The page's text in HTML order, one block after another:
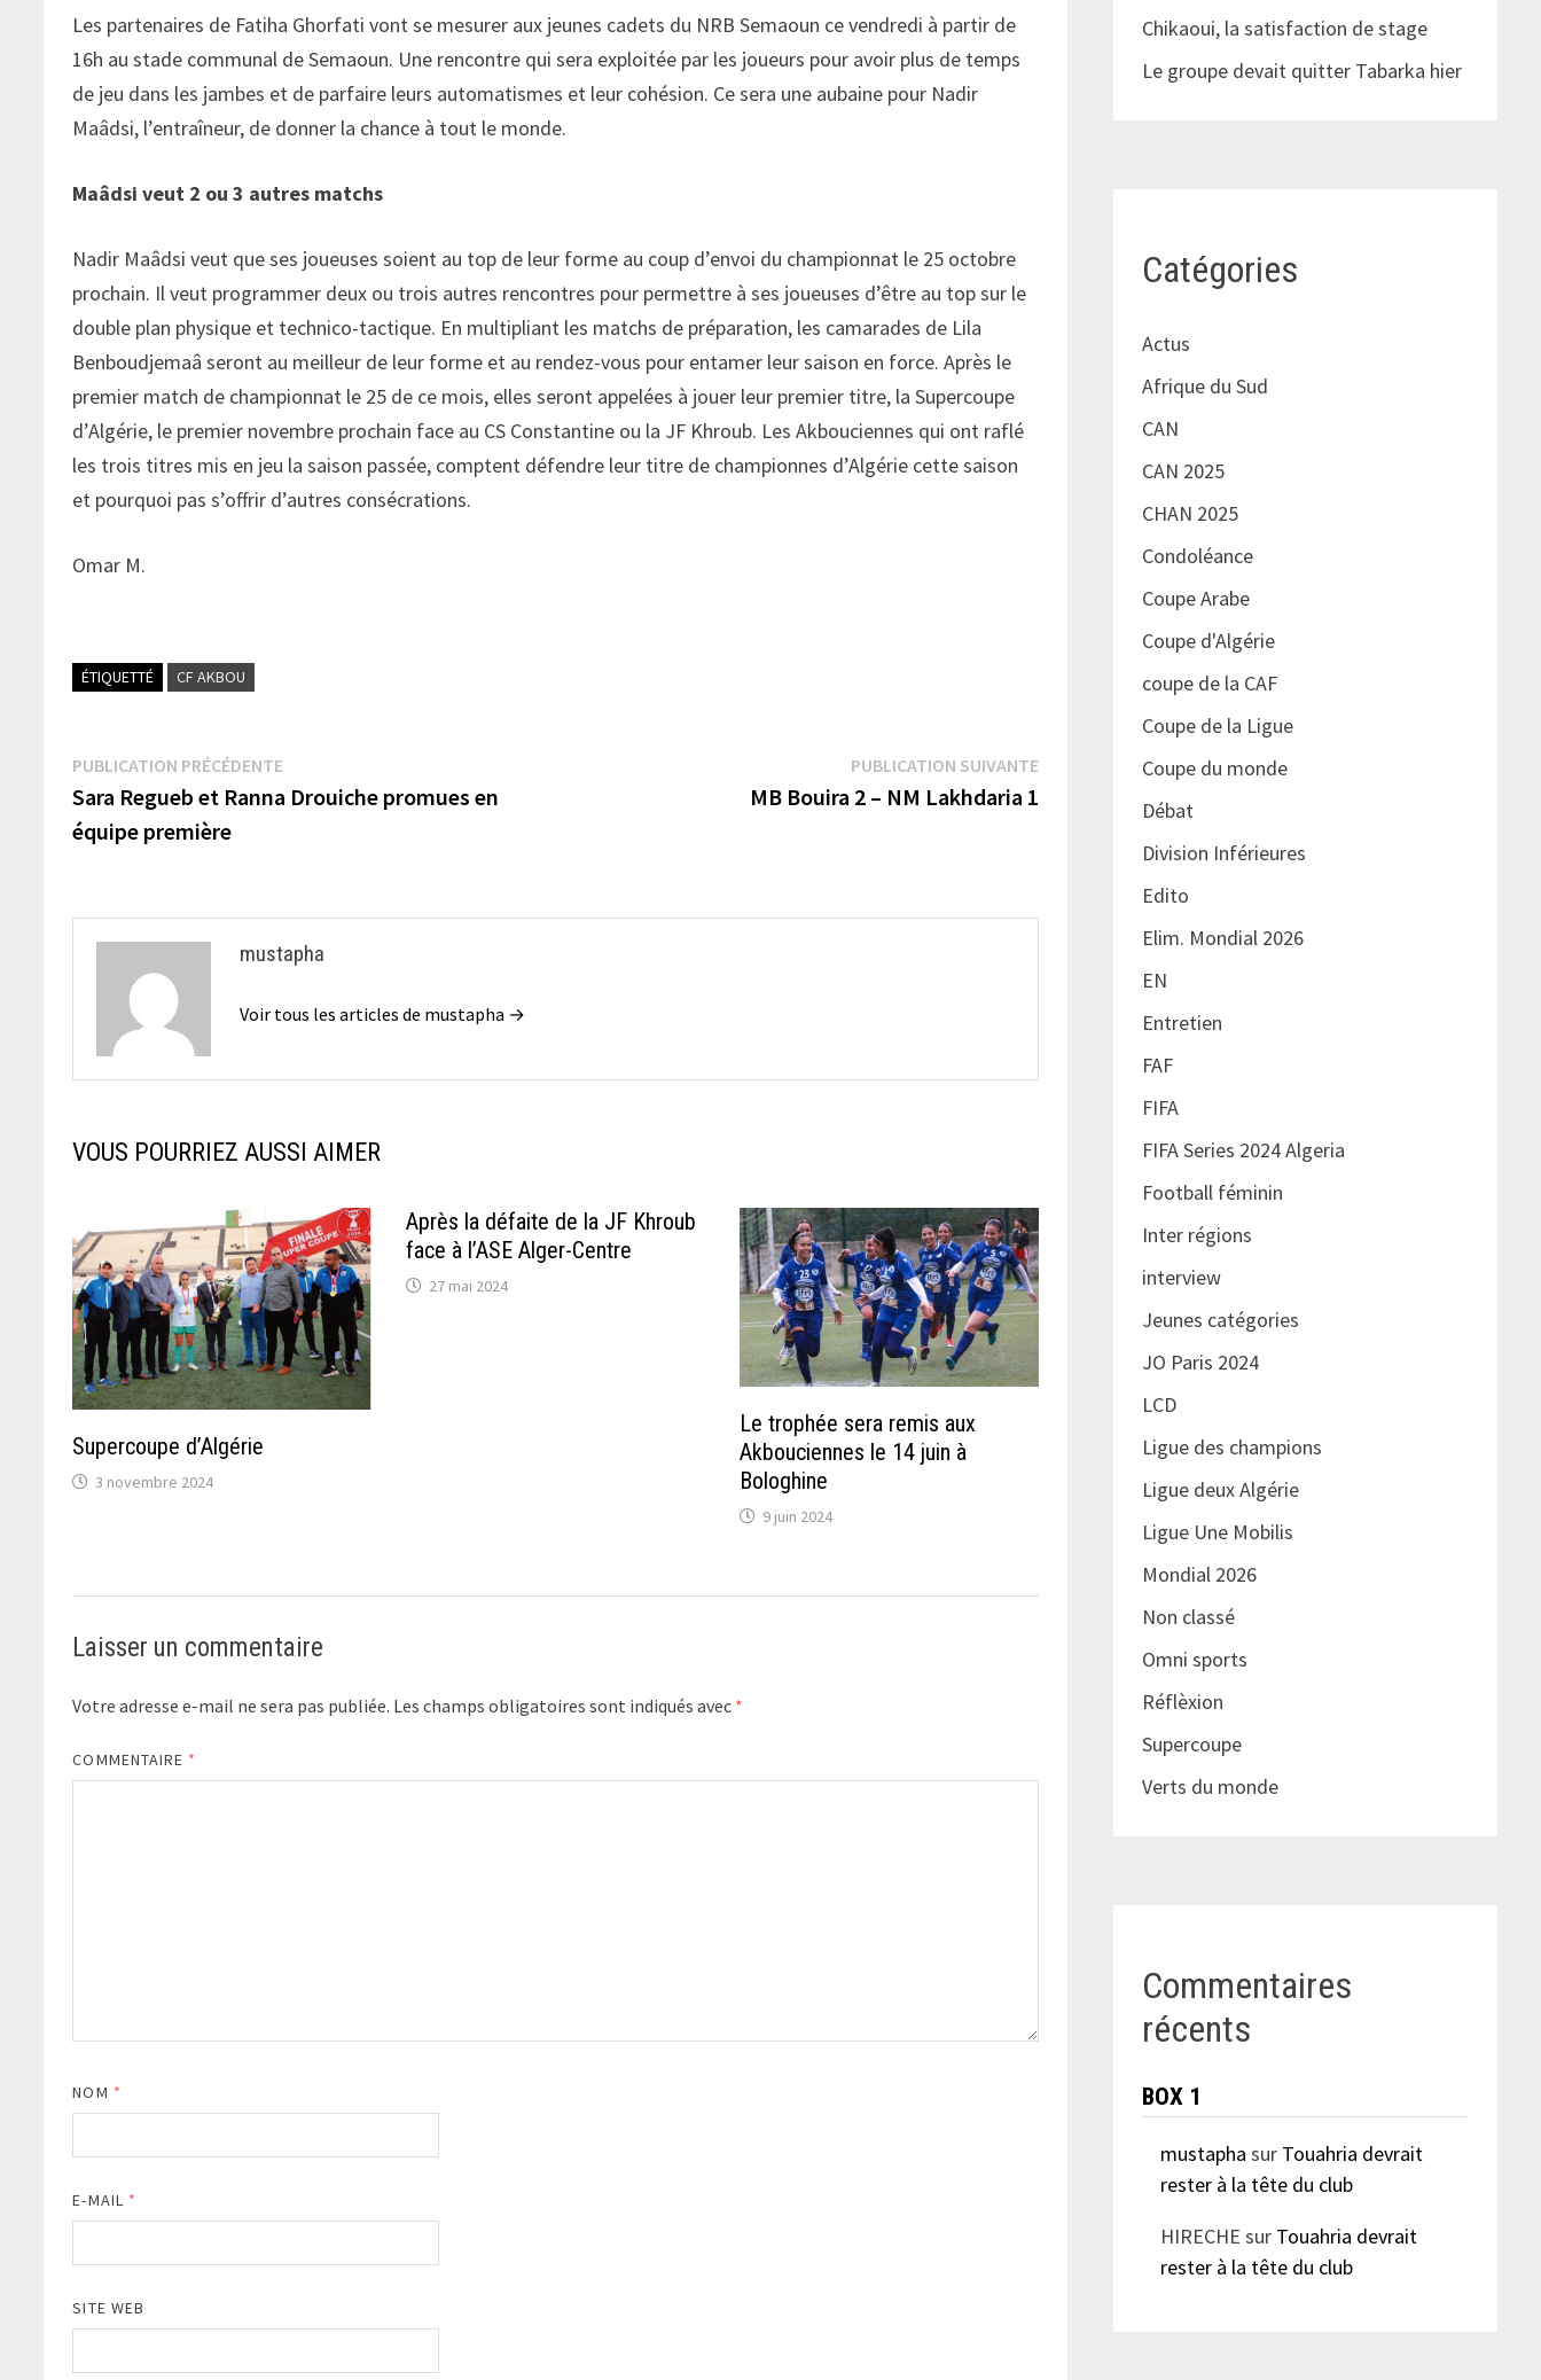
Les partenaires de Fatiha Ghorfati vont se mesurer aux jeunes cadets du NRB Semaoun ce vendredi à partir de
16h au stade communal de Semaoun. Une rencontre qui sera exploitée par les joueurs pour avoir plus de temps
de jeu dans les jambes et de parfaire leurs automatismes et leur cohésion. Ce sera une aubaine pour Nadir
Maâdsi, l’entraîneur, de donner la chance à tout le monde.
Maâdsi veut 2 ou 3 autres matchs
Nadir Maâdsi veut que ses joueuses soient au top de leur forme au coup d’envoi du championnat le 25 octobre
prochain. Il veut programmer deux ou trois autres rencontres pour permettre à ses joueuses d’être au top sur le
double plan physique et technico-tactique. En multipliant les matchs de préparation, les camarades de Lila
Benboudjemaâ seront au meilleur de leur forme et au rendez-vous pour entamer leur saison en force. Après le
premier match de championnat le 25 de ce mois, elles seront appelées à jouer leur premier titre, la Supercoupe
d’Algérie, le premier novembre prochain face au CS Constantine ou la JF Khroub. Les Akbouciennes qui ont raflé
les trois titres mis en jeu la saison passée, comptent défendre leur titre de championnes d’Algérie cette saison
et pourquoi pas s’offrir d’autres consécrations.
Omar M.
ÉTIQUETTÉ CF AKBOU
Navigation
de
l’article
PUBLICATION PRÉCÉDENTEPublication
précédente :
Sara Regueb et Ranna Drouiche promues en
équipe première
PUBLICATION SUIVANTEPublication
MB Bouira 2 – NM Lakhdaria 1
mustapha
Voir tous les articles de mustapha →
VOUS POURRIEZ AUSSI AIMER
Supercoupe d’Algérie
3 novembre 2024
Après la défaite de la JF Khroub
face à l’ASE Alger-Centre
27 mai 2024
Le trophée sera remis aux
Akbouciennes le 14 juin à
Bologhine
9 juin 2024
Laisser un commentaire
Votre adresse e-mail ne sera pas publiée. Les champs obligatoires sont indiqués avec *
COMMENTAIRE *
NOM *
E-MAIL *
SITE WEB
Chikaoui, la satisfaction de stage
Le groupe devait quitter Tabarka hier
Catégories
Actus
Afrique du Sud
CAN
CAN 2025
CHAN 2025
Condoléance
Coupe Arabe
Coupe d'Algérie
coupe de la CAF
Coupe de la Ligue
Coupe du monde
Débat
Division Inférieures
Edito
Elim. Mondial 2026
EN
Entretien
FAF
FIFA
FIFA Series 2024 Algeria
Football féminin
Inter régions
interview
Jeunes catégories
JO Paris 2024
LCD
Ligue des champions
Ligue deux Algérie
Ligue Une Mobilis
Mondial 2026
Non classé
Omni sports
Réflèxion
Supercoupe
Verts du monde
Commentaires
récents
BOX 1
mustapha sur Touahria devrait
rester à la tête du club
HIRECHE sur Touahria devrait
rester à la tête du club